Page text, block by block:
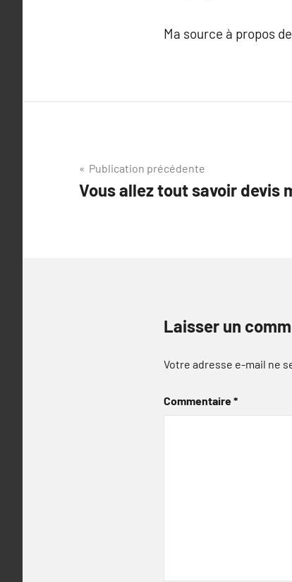
Ma source à propos de
Navigation
de
Publication précédente
Vous allez tout savoir devis
Laisser un
Votre adresse e-mail ne
Commentaire*